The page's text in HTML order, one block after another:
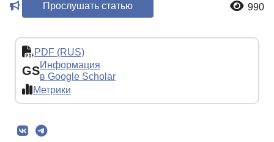
Прослушать статью 990
PDF (RUS)
GSИнформация
в Google Scholar
Метрики